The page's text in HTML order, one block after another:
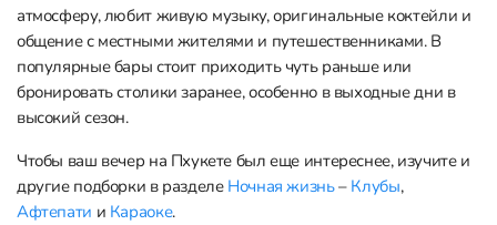
атмосферу, любит живую музыку, оригинальные коктейли и
общение с местными жителями и путешественниками. В
популярные бары стоит приходить чуть раньше или
бронировать столики заранее, особенно в выходные дни в
высокий сезон.
Чтобы ваш вечер на Пхукете был еще интереснее, изучите и
другие подборки в разделе Ночная жизнь– Клубы,
Афтепати и Караоке.